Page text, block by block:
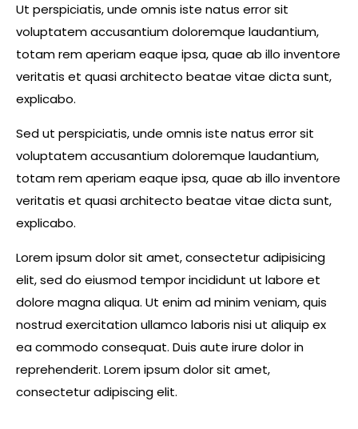
Ut perspiciatis, unde omnis iste natus error sit
voluptatem accusantium doloremque laudantium,
totam rem aperiam eaque ipsa, quae ab illo inventore
veritatis et quasi architecto beatae vitae dicta sunt,
explicabo.
Sed ut perspiciatis, unde omnis iste natus error sit
voluptatem accusantium doloremque laudantium,
totam rem aperiam eaque ipsa, quae ab illo inventore
veritatis et quasi architecto beatae vitae dicta sunt,
explicabo.
Lorem ipsum dolor sit amet, consectetur adipisicing
elit, sed do eiusmod tempor incididunt ut labore et
dolore magna aliqua. Ut enim ad minim veniam, quis
nostrud exercitation ullamco laboris nisi ut aliquip ex
ea commodo consequat. Duis aute irure dolor in
reprehenderit. Lorem ipsum dolor sit amet,
consectetur adipiscing elit.